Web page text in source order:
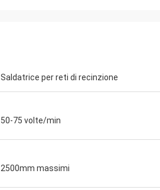
Saldatrice per reti di recinzione
50-75 volte/min
2500mm massimi